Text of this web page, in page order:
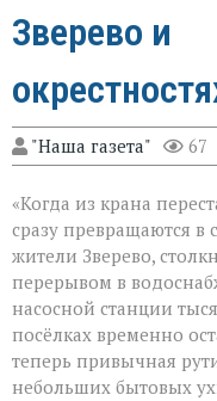
Зверево и
"Наша газета" 67
«Когда из крана
сразу превращаются в
жители Зверево,
перерывом в
насосной станции
посёлках временно
теперь привычная
небольших бытовых